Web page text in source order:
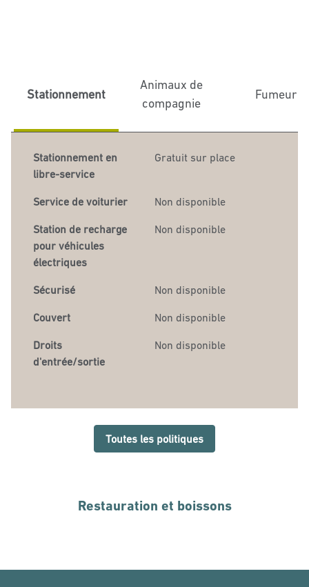
Stationnement
Animaux de
compagnie
Fumeur
Stationnement en
libre-service
Gratuit sur place
Service de voiturier Non disponible
Station de recharge
pour véhicules
électriques
Non disponible
Sécurisé Non disponible
Couvert Non disponible
Droits
d'entrée/sortie
Non disponible
Toutes les politiques
Restauration et boissons